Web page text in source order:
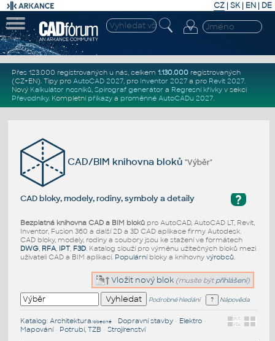
CZ | SK| EN | DE
Přes 123.000 registrovaných u nás, celkem 1.130.000registrovaných
(CZ+EN). Tipy pro AutoCAD 2027, pro Inventor 2027a pro Revit 2027.
Nový Kalkulátor nosníků, Spirograf generátor a Regresní křivkyv sekci
Převodníky. Kompletní příkazya proměnné AutoCADu 2027.
CAD/BIM knihovna bloků"Výběr"
?
CAD bloky, modely, rodiny, symboly a detaily
Bezplatná knihovna CAD a BIM blokůpro AutoCAD, AutoCAD LT, Revit,
Inventor, Fusion 360 a další 2D a 3D CAD aplikace firmy Autodesk.
CAD bloky, modely, rodiny a soubory jsou ke stažení ve formátech
DWG, RFA, IPT, F3D. Katalog slouží pro výměnu užitečných bloků mezi
uživateli CAD a BIM aplikací. Populárníbloky a knihovny výrobců.
Vložit nový blok (musíte být přihlášeni)
Podrobné hledání Nápověda
Katalog: Architektura/obecné• Dopravní stavby• Elektro•
Mapování• Potrubí, TZB • Strojírenství